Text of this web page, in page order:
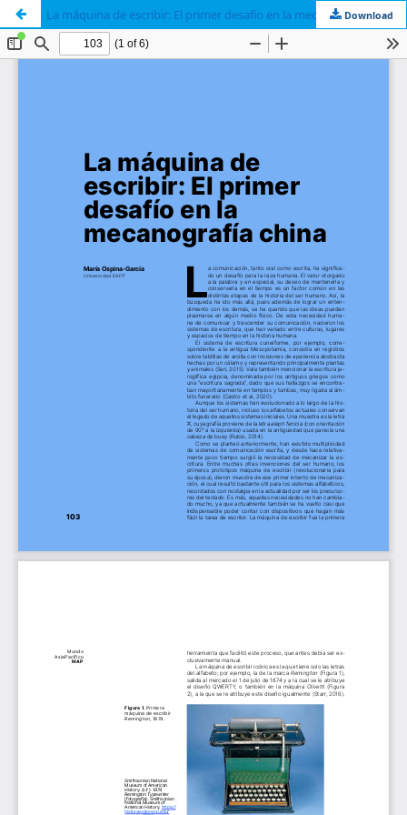
La máquina de escribir: El primer desafío en la mecanografía china
Download